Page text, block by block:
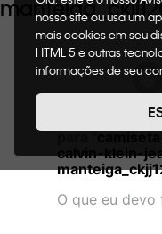
nosso site ou usa um
mais cookies em seu
HTML 5 e outras
informações de seu
de cookies,
suas funções. A forma
nosso Aviso de
consideraremos isso
fornecer a você toda
entre outros, a
Não
calvin-klein-
O que eu devo